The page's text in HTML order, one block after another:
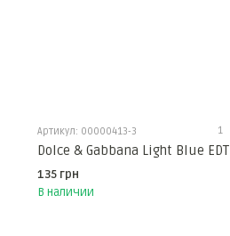
Артикул: 00000413-3 1
Dolce & Gabbana Light Blue EDT
135 грн
В наличии